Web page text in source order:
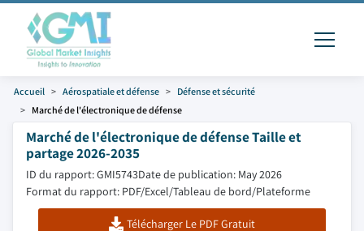
Accueil Aérospatiale et défense
Défense et sécurité
Marché de l'électronique de défense
Marché de l'électronique de défense Taille et
partage 2026-2035
ID du rapport: GMI5743Date de publication: May 2026
Format du rapport: PDF/Excel/Tableau de bord/Plateforme
Télécharger Le PDF Gratuit